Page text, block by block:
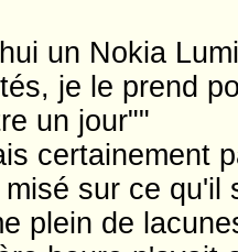
un Nokia
je le prend
un jour""
certainement
sur ce qu'il
plein de